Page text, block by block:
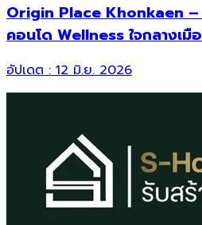
Origin Place Khonkaen
คอนโด Wellness ใจกลางเ
อัปเดต :12 มิ.ย. 2026